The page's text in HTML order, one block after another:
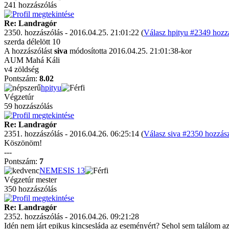
241 hozzászólás
Re: Landragór
2350. hozzászólás - 2016.04.25. 21:01:22 (Válasz hpityu #2349
szerda délelött 10
A hozzászólást siva módosította 2016.04.25. 21:01:38-kor
AUM Mahá Káli
v4 zöldség
Pontszám: 8.02
hpityu
Végzetúr
59 hozzászólás
Re: Landragór
2351. hozzászólás - 2016.04.26. 06:25:14 (Válasz siva #2350
Köszönöm!
---
Pontszám: 7
NEMESIS 13
Végzetúr mester
350 hozzászólás
Re: Landragór
2352. hozzászólás - 2016.04.26. 09:21:28
Idén nem járt epikus kincsesláda az eseményért? Sehol sem találom